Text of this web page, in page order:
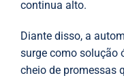
continua alto.
Diante disso, a
surge como solução
cheio de promessas